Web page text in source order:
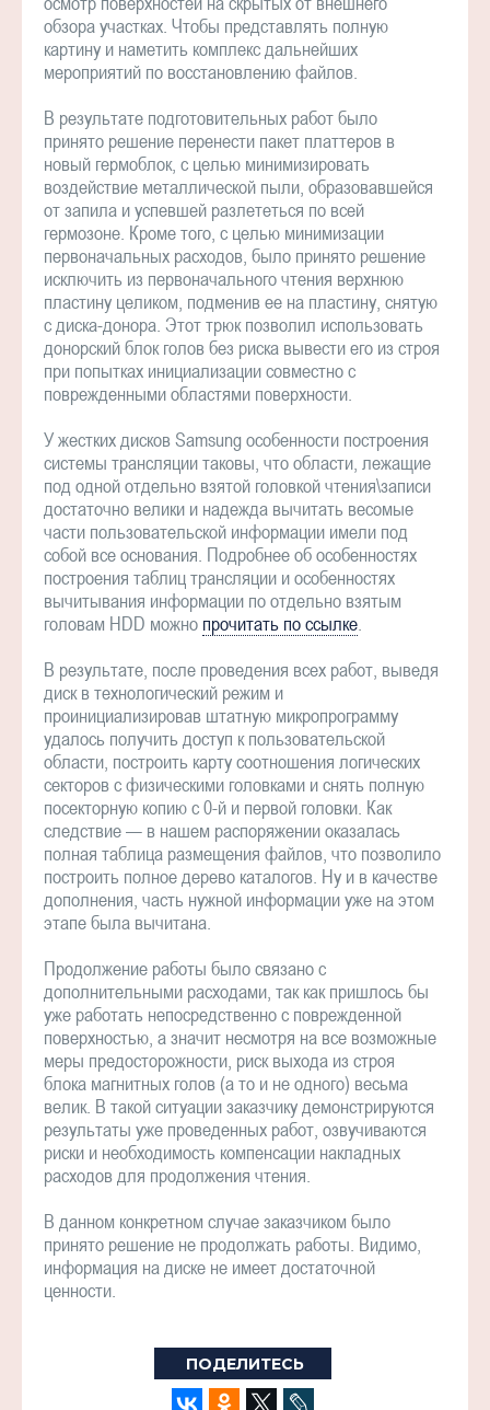
обзора участках. Чтобы представлять полную
картину и наметить комплекс дальнейших
мероприятий по восстановлению файлов.
В результате подготовительных работ было
принято решение перенести пакет платтеров в
новый гермоблок, с целью минимизировать
воздействие металлической пыли, образовавшейся
от запила и успевшей разлететься по всей
гермозоне. Кроме того, с целью минимизации
первоначальных расходов, было принято решение
исключить из первоначального чтения верхнюю
пластину целиком, подменив ее на пластину, снятую
с диска-донора. Этот трюк позволил использовать
донорский блок голов без риска вывести его из строя
при попытках инициализации совместно с
поврежденными областями поверхности.
У жестких дисков Samsung особенности построения
системы трансляции таковы, что области, лежащие
под одной отдельно взятой головкой чтения\записи
достаточно велики и надежда вычитать весомые
части пользовательской информации имели под
собой все основания. Подробнее об особенностях
построения таблиц трансляции и особенностях
вычитывания информации по отдельно взятым
головам HDD можно прочитать по ссылке.
В результате, после проведения всех работ, выведя
диск в технологический режим и
проинициализировав штатную микропрограмму
удалось получить доступ к пользовательской
области, построить карту соотношения логических
секторов с физическими головками и снять полную
посекторную копию с 0-й и первой головки. Как
следствие — в нашем распоряжении оказалась
полная таблица размещения файлов, что позволило
построить полное дерево каталогов. Ну и в качестве
дополнения, часть нужной информации уже на этом
этапе была вычитана.
Продолжение работы было связано с
дополнительными расходами, так как пришлось бы
уже работать непосредственно с поврежденной
поверхностью, а значит несмотря на все возможные
меры предосторожности, риск выхода из строя
блока магнитных голов (а то и не одного) весьма
велик. В такой ситуации заказчику демонстрируются
результаты уже проведенных работ, озвучиваются
риски и необходимость компенсации накладных
расходов для продолжения чтения.
В данном конкретном случае заказчиком было
принято решение не продолжать работы. Видимо,
информация на диске не имеет достаточной
ценности.
ПОДЕЛИТЕСЬ